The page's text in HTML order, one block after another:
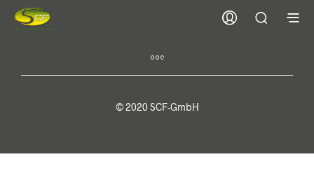
© 2020 SCF-GmbH